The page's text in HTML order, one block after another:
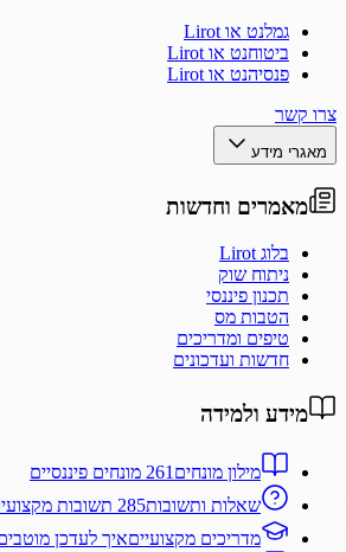
גמלנט או Lirot
ביטוחנט או Lirot
פנסיהנט או Lirot
צרו קשר
מאגרי מידע
מאמרים וחדשות
בלוג Lirot
ניתוח שוק
תכנון פיננסי
הטבות מס
טיפים ומדריכים
חדשות ועדכונים
מידע ולמידה
מילון מונחים 261 מונחים פיננסיים
שאלות ותשובות285 תשובות מקצועיות
מדריכים מקצועייםאיך לעדכן